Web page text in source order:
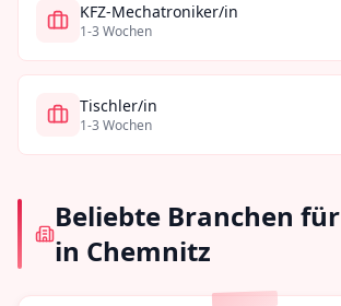
KFZ-Mechatroniker/in
1-3 Wochen
Tischler/in
1-3 Wochen
Beliebte Branchen
in Chemnitz